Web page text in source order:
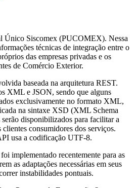
Único Siscomex (PUCOMEX). Nessa
técnicas de integração entre o
das empresas privadas e os
de Comércio Exterior.
baseada na arquitetura REST.
XML e JSON, sendo que alguns
exclusivamente no formato XML,
na sintaxe XSD (XML Schema
disponibilizados para facilitar a
consumidores dos serviços.
usa a codificação UTF-8.
implementado recentemente para as
as adaptações necessárias em seus
instabilidades pontuais.